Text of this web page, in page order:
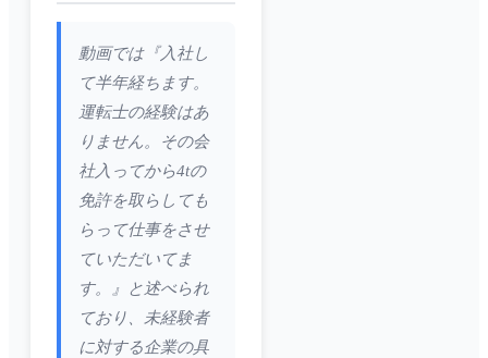
動画では『入社し
て半年経ちます。
運転士の経験はあ
りません。その会
社入ってから4tの
免許を取らしても
らって仕事をさせ
ていただいてま
す。』と述べられ
ており、未経験者
に対する企業の具